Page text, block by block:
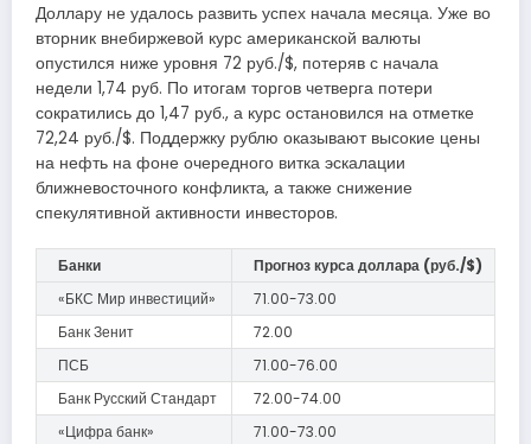
Доллару не удалось развить успех начала месяца. Уже во
вторник внебиржевой курс американской валюты
опустился ниже уровня 72 руб./$, потеряв с начала
недели 1,74 руб. По итогам торгов четверга потери
сократились до 1,47 руб., а курс остановился на отметке
72,24 руб./$. Поддержку рублю оказывают высокие цены
на нефть на фоне очередного витка эскалации
ближневосточного конфликта, а также снижение
спекулятивной активности инвесторов.
Банки
Прогноз курса доллара (руб./$)
«БКС Мир инвестиций»
71.00-73.00
Банк Зенит
72.00
ПСБ
71.00-76.00
Банк Русский Стандарт
72.00-74.00
«Цифра банк»
71.00-73.00